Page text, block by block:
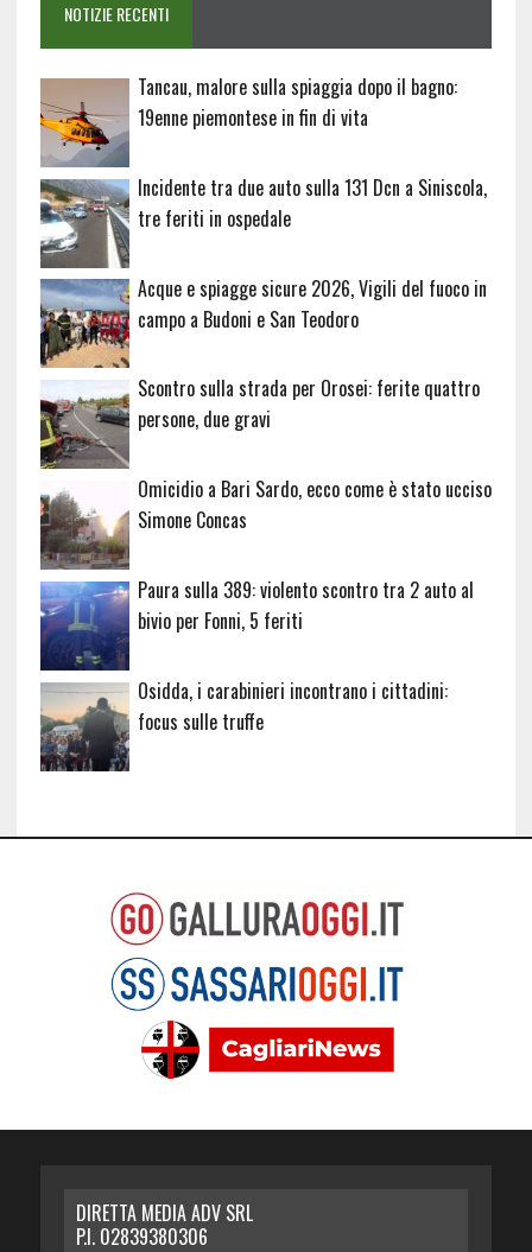
NOTIZIE RECENTI
Tancau, malore sulla spiaggia dopo il bagno:
19enne piemontese in fin di vita
Incidente tra due auto sulla 131 Dcn a Siniscola,
tre feriti in ospedale
Acque e spiagge sicure 2026, Vigili del fuoco in
campo a Budoni e San Teodoro
Scontro sulla strada per Orosei: ferite quattro
persone, due gravi
Omicidio a Bari Sardo, ecco come è stato ucciso
Simone Concas
Paura sulla 389: violento scontro tra 2 auto al
bivio per Fonni, 5 feriti
Osidda, i carabinieri incontrano i cittadini:
focus sulle truffe
DIRETTA MEDIA ADV SRL
P.I. 02839380306